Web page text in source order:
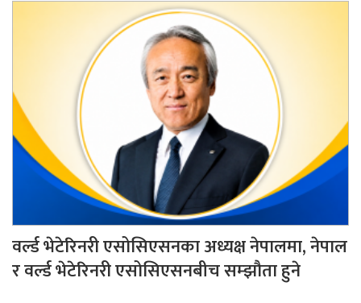
वर्ल्ड भेटेरिनरी एसोसिएसनका अध्यक्ष नेपालमा, नेपाल
र वर्ल्ड भेटेरिनरी एसोसिएसनबीच सम्झौता हुने